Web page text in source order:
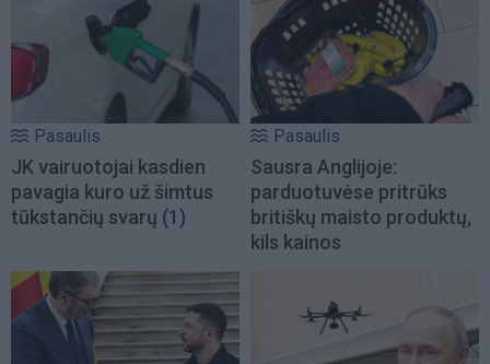
Pasaulis
JK vairuotojai kasdien
pavagia kuro už šimtus
tūkstančių svarų (1)
Pasaulis
Sausra Anglijoje:
parduotuvėse pritrūks
britiškų maisto produktų,
kils kainos